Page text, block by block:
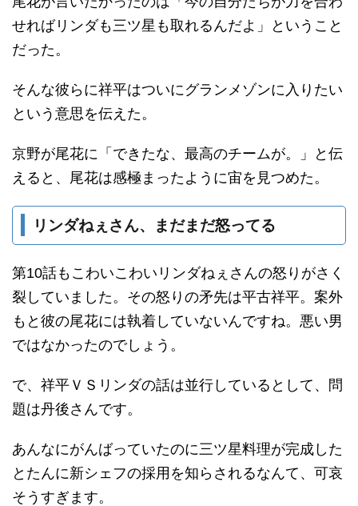
せればリンダも三ツ星も取れるんだよ」ということ
だった。
そんな彼らに祥平はついにグランメゾンに入りたい
という意思を伝えた。
京野が尾花に「できたな、最高のチームが。」と伝
えると、尾花は感極まったように宙を見つめた。
リンダねぇさん、まだまだ怒ってる
第10話もこわいこわいリンダねぇさんの怒りがさく
裂していました。その怒りの矛先は平古祥平。案外
もと彼の尾花には執着していないんですね。悪い男
ではなかったのでしょう。
で、祥平ＶＳリンダの話は並行しているとして、問
題は丹後さんです。
あんなにがんばっていたのに三ツ星料理が完成した
とたんに新シェフの採用を知らされるなんて、可哀
そうすぎます。